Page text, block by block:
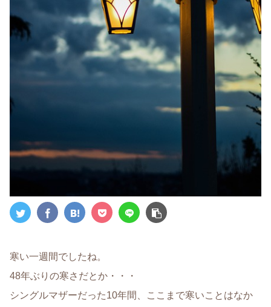
寒い一週間でしたね。
48年ぶりの寒さだとか・・・
シングルマザーだった10年間、ここまで寒いことはなか